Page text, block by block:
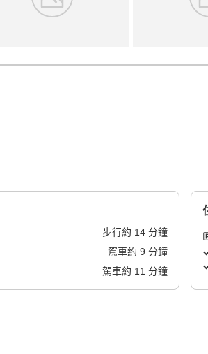
步行約 14分鐘
駕車約 9 分鐘
駕車約 11 分鐘